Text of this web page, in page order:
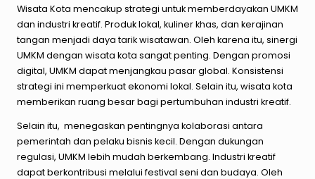
Wisata Kota mencakup strategi untuk memberdayakan UMKM
dan industri kreatif. Produk lokal, kuliner khas, dan kerajinan
tangan menjadi daya tarik wisatawan. Oleh karena itu, sinergi
UMKM dengan wisata kota sangat penting. Dengan promosi
digital, UMKM dapat menjangkau pasar global. Konsistensi
strategi ini memperkuat ekonomi lokal. Selain itu, wisata kota
memberikan ruang besar bagi pertumbuhan industri kreatif.
Selain itu, menegaskan pentingnya kolaborasi antara
pemerintah dan pelaku bisnis kecil. Dengan dukungan
regulasi, UMKM lebih mudah berkembang. Industri kreatif
dapat berkontribusi melalui festival seni dan budaya. Oleh